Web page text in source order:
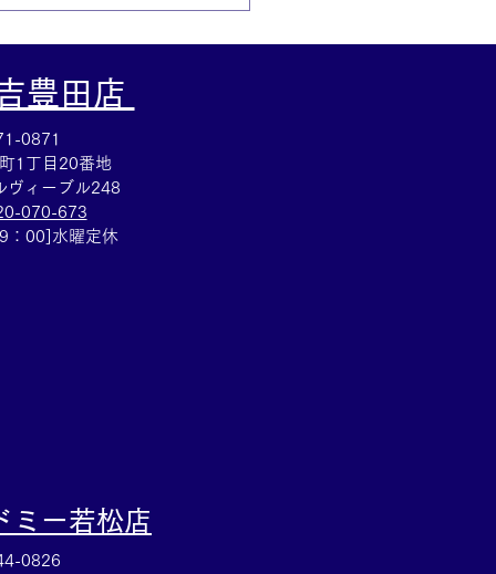
バングル買取☆ブレ
豊田店
0871
1丁目20番地
ヴィーブル248
070-673
：00]水曜定休
ミー若松店
0826